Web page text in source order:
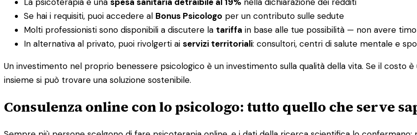
Se hai i requisiti, puoi accedere al Bonus Psicologo per un contributo sulle sedute
Molti professionisti sono disponibili a discutere la tariffa in base alle tue possibilità — non avere
In alternativa al privato, puoi rivolgerti ai servizi territoriali: consultori, centri di salute mentale e
Un investimento nel proprio benessere psicologico è un investimento sulla qualità della vita. Se il costo
insieme si può trovare una soluzione sostenibile.
Consulenza online con lo psicologo: tutto quello che serve